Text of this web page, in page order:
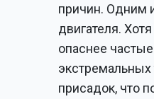
причин. Одним
двигателя.
опаснее
присадок, что